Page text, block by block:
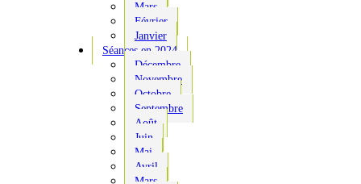
Mars
Février
Janvier
Séances en 2024
Décembre
Novembre
Octobre
Septembre
Août
Juin
Mai
Avril
Mars